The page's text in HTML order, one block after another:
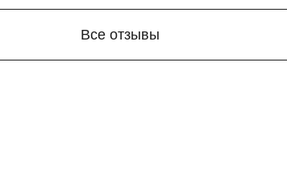
Все отзывы